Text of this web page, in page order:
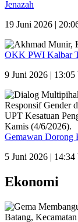
Jenazah
19 Juni 2026 |
OKK PWI Kalbar
9 Juni 2026 |
Gemawan Dorong
5 Juni 2026 |
Ekonomi